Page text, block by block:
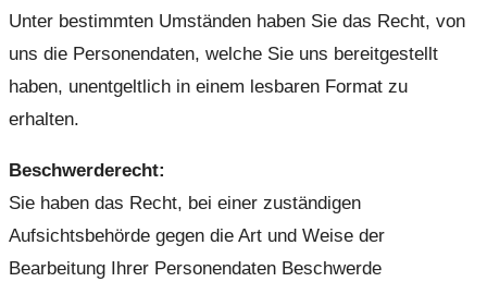
Unter bestimmten Umständen haben Sie das Recht, von
uns die Personendaten, welche Sie uns bereitgestellt
haben, unentgeltlich in einem lesbaren Format zu
erhalten.
Beschwerderecht:
Sie haben das Recht, bei einer zuständigen
Aufsichtsbehörde gegen die Art und Weise der
Bearbeitung Ihrer Personendaten Beschwerde